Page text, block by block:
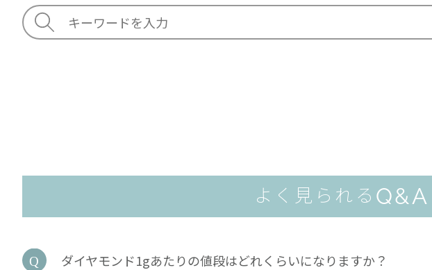
よく見られる Q&A
ダイヤモンド1gあたりの値段はどれくらいになりますか？